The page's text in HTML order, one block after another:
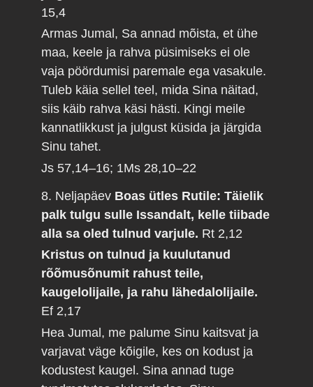
15,4
Armas Jumal, Sa annad mõista, et ühe
maa, keele ja rahva püsimiseks ei ole
vaja pöördumisi paremale ega vasakule.
Tuleb käia sellel teel, mida Sina näitad,
siis käib rahva käsi hästi. Kingi meile
kannatlikkust ja julgust küsida ja järgida
Sinu tahet.
Js 57,14–16; 1Ms 28,10–22
8. Neljapäev Boas ütles Rutile: Täielik
palk tulgu sulle Issandalt, kelle tiibade
alla sa oled tulnud varjule. Rt 2,12
Kristus on tulnud ja kuulutanud
rõõmusõnumit rahust teile,
kaugelolijaile, ja rahu lähedalolijaile.
Ef 2,17
Hea Jumal, me palume Sinu kaitsvat ja
varjavat väge kõigile, kes on kodust ja
kodustest kaugel. Sina annad tuge